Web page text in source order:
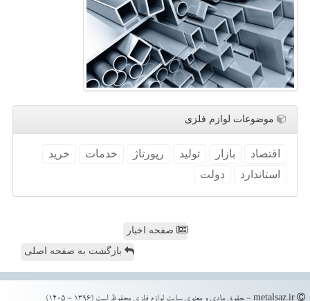
موضوعات لوازم فلزی
اقتصاد بازار تولید رپورتاژ خدمات
خرید
استاندارد
دولت
صفحه اخبار
بازگشت به صفحه اصلی